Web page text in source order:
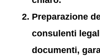
Preparazione
consulenti
documenti,